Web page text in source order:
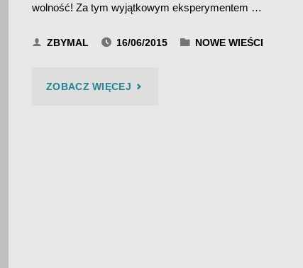
wolność! Za tym wyjątkowym eksperymentem …
ZBYMAL 16/06/2015 NOWE WIEŚCI
ZOBACZ WIĘCEJ"MUZZY